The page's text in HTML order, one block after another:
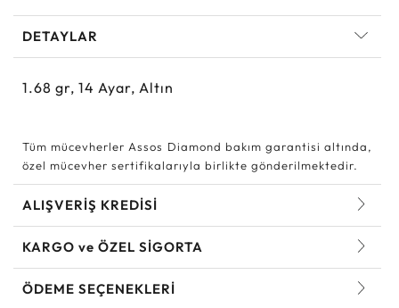
DETAYLAR
1.68 gr, 14 Ayar, Altın
Tüm mücevherler Assos Diamond bakım garantisi altında,
özel mücevher sertifikalarıyla birlikte gönderilmektedir.
ALIŞVERİŞ KREDİSİ
KARGO ve ÖZEL SİGORTA
ÖDEME SEÇENEKLERİ